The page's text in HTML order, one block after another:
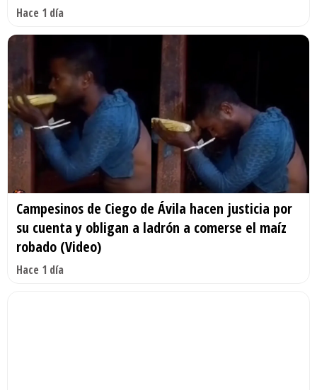
Hace 1 día
Campesinos de Ciego de Ávila hacen justicia por
su cuenta y obligan a ladrón a comerse el maíz
robado (Video)
Hace 1 día